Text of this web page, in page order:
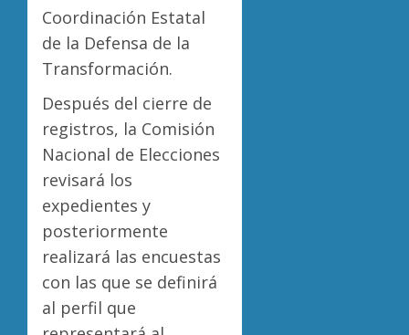
Coordinación Estatal
de la Defensa de la
Transformación.
Después del cierre de
registros, la Comisión
Nacional de Elecciones
revisará los
expedientes y
posteriormente
realizará las encuestas
con las que se definirá
al perfil que